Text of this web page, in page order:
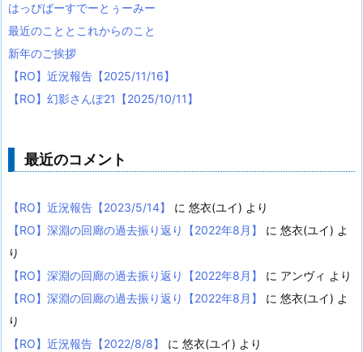
はっぴばーすでーとぅーみー
最近のこととこれからのこと
新年のご挨拶
【RO】近況報告【2025/11/16】
【RO】幻影さんぽ21【2025/10/11】
最近のコメント
【RO】近況報告【2023/5/14】 に 悠衣(ユイ) より
【RO】深淵の回廊の過去振り返り【2022年8月】
に 悠衣(ユイ) よ
り
【RO】深淵の回廊の過去振り返り【2022年8月】
に アンヴィ より
【RO】深淵の回廊の過去振り返り【2022年8月】
に 悠衣(ユイ) よ
り
【RO】近況報告【2022/8/8】
に 悠衣(ユイ) より